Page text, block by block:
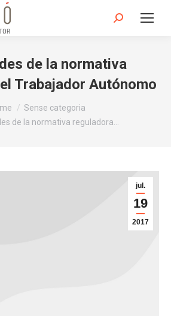
Search:
de la normativa
Trabajador Autónomo
Sense categoria
de la normativa reguladora…
jul.
19
2017